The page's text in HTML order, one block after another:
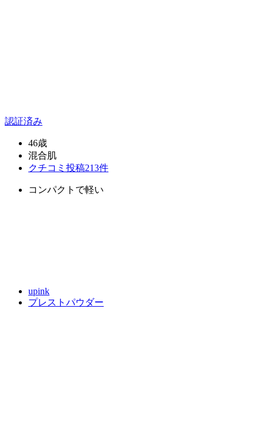
認証済み
46歳
混合肌
クチコミ投稿213件
コンパクトで軽い
upink
プレストパウダー